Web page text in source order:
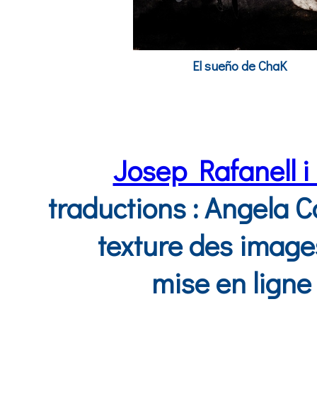
El sueño de ChaK
Josep Rafanell i
traductions : Angela
texture des
mise en